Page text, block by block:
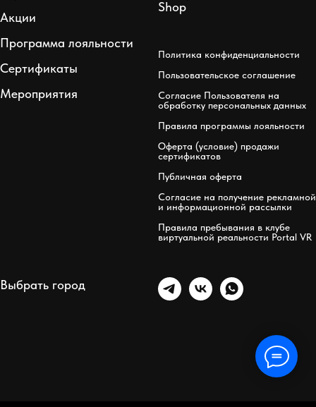
Акции
Программа лояльности
Сертификаты
Мероприятия
Shop
Политика конфиденциальности
Пользовательское соглашение
Согласие Пользователя на
обработку персональных данных
Правила программы лояльности
Оферта (условие) продажи
сертификатов
Публичная оферта
Согласие на получение рекламной
и информационной рассылки
Правила пребывания в клубе
виртуальной реальности Portal VR
Выбрать город